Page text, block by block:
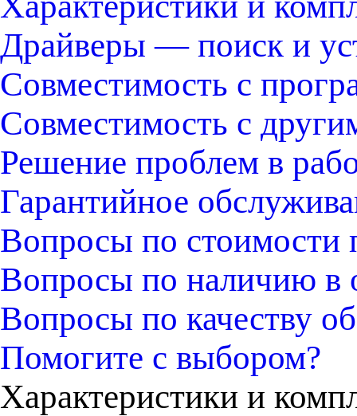
Драйверы — поиск и
Совместимость с
Совместимость с
Решение проблем в
Гарантийное
Вопросы по стоимости
Вопросы по наличию в
Вопросы по качеству
Помогите с выбором?
Характеристики и